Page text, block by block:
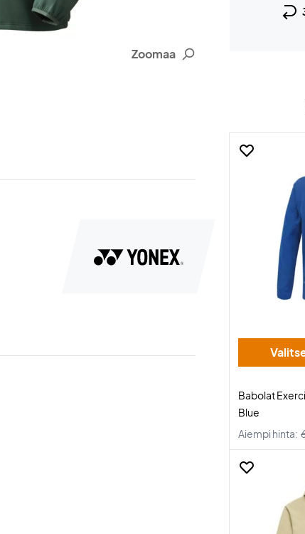
Zoomaa
Babolat
Blue
Aiempi hinta: